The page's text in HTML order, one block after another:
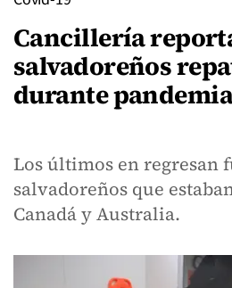
Cancillería
salvadoreños
durante
Los últimos en regresan
salvadoreños que
Canadá y Australia.